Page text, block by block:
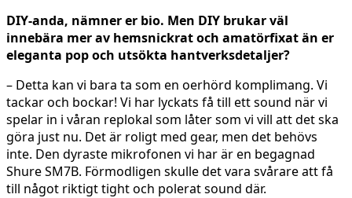
DIY-anda, nämner er bio. Men DIY brukar väl
innebära mer av hemsnickrat och amatörfixat än er
eleganta pop och utsökta hantverksdetaljer?
– Detta kan vi bara ta som en oerhörd komplimang. Vi
tackar och bockar! Vi har lyckats få till ett sound när vi
spelar in i våran replokal som låter som vi vill att det ska
göra just nu. Det är roligt med gear, men det behövs
inte. Den dyraste mikrofonen vi har är en begagnad
Shure SM7B. Förmodligen skulle det vara svårare att få
till något riktigt tight och polerat sound där.